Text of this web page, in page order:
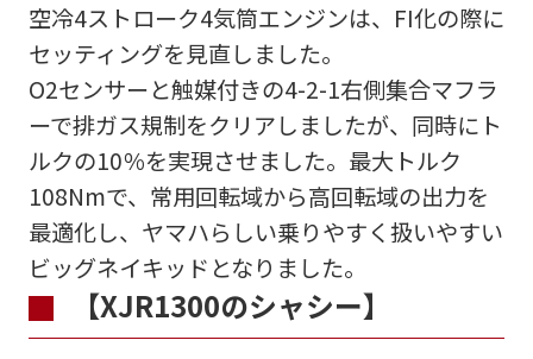
空冷4ストローク4気筒エンジンは、FI化の際に
セッティングを見直しました。
O2センサーと触媒付きの4-2-1右側集合マフラ
ーで排ガス規制をクリアしましたが、同時にト
ルクの10％を実現させました。最大トルク
108Nmで、常用回転域から高回転域の出力を
最適化し、ヤマハらしい乗りやすく扱いやすい
ビッグネイキッドとなりました。
【XJR1300のシャシー】